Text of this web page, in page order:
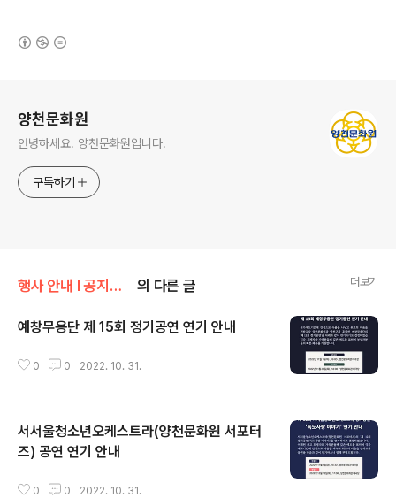
양천문화원
안녕하세요. 양천문화원입니다.
구독하기
행사 안내 Ι 공지사항/공지사항 의 다른 글 더보기
예창무용단 제 15회 정기공연 연기 안내
0 0 2022. 10. 31.
서서울청소년오케스트라(양천문화원 서포터
즈) 공연 연기 안내
0 0 2022. 10. 31.